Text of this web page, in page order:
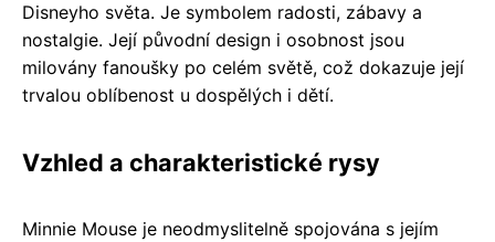
Disneyho světa. Je symbolem radosti, zábavy a
nostalgie. Její původní design i osobnost jsou
milovány fanoušky po celém světě, což dokazuje její
trvalou oblíbenost u dospělých i dětí.
Vzhled a charakteristické rysy
Minnie Mouse je neodmyslitelně spojována s jejím